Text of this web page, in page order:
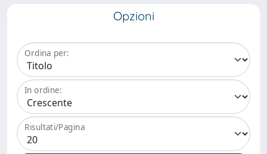
Opzioni
Ordina per:
In ordine:
Risultati/Pagina